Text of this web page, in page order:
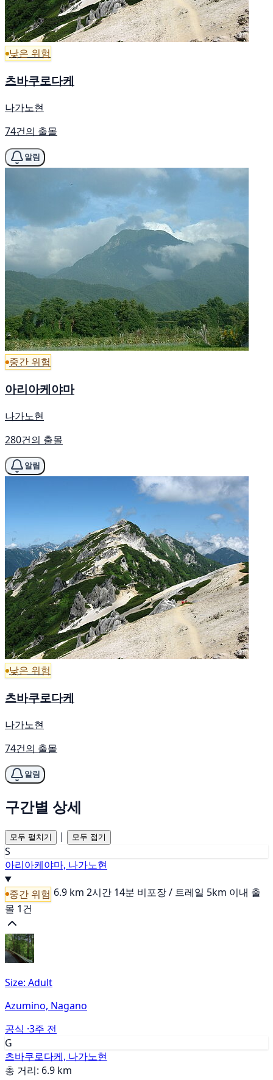
낮은 위험
츠바쿠로다케
나가노현
74건의 출몰
알림
중간 위험
아리아케야마
나가노현
280건의 출몰
알림
낮은 위험
츠바쿠로다케
나가노현
74건의 출몰
알림
구간별 상세
모두 펼치기 | 모두 접기
S
아리아케야마, 나가노현
중간 위험 6.9 km 2시간 14분 비포장 / 트레일 5km 이내 출
몰 1건
Size: Adult
Azumino, Nagano
공식 ·3주 전
G
츠바쿠로다케, 나가노현
총 거리: 6.9 km